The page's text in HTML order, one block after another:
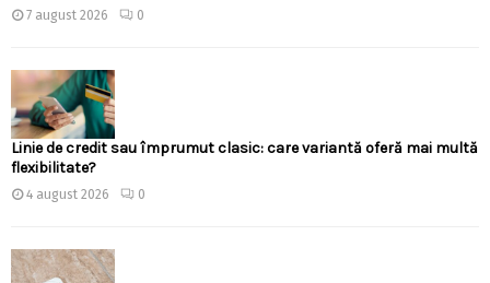
7 august 2026 0
Linie de credit sau împrumut clasic: care variantă oferă mai multă
flexibilitate?
4 august 2026 0